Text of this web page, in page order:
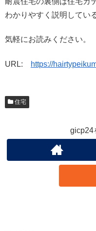
わかりやすく説明してい
気軽にお読みください。
URL: https://
住宅
gicp24